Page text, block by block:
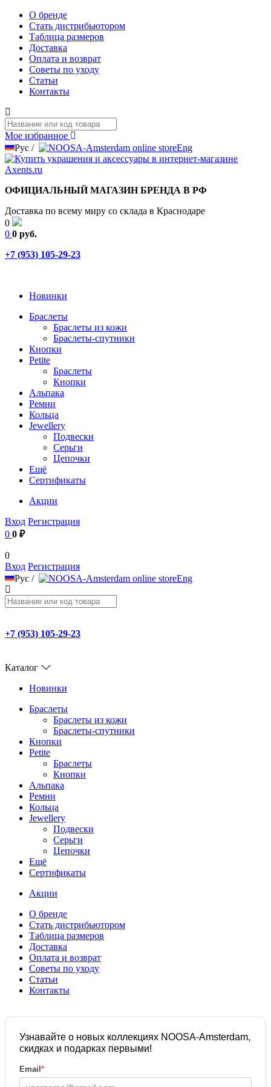
О бренде
Стать дистрибьютором
Таблица размеров
Доставка
Оплата и возврат
Советы по уходу
Статьи
Контакты
Мое избранное
Рус / Eng
ОФИЦИАЛЬНЫЙ МАГАЗИН БРЕНДА В РФ
Доставка по всему миру со склада в Краснодаре
0
0 0 руб.
+7 (953) 105-29-23
Новинки
Браслеты
Браслеты из кожи
Браслеты-спутники
Кнопки
Petite
Браслеты
Кнопки
Альпака
Ремни
Кольца
Jewellery
Подвески
Серьги
Цепочки
Ещё
Сертификаты
Акции
Вход Регистрация
0 0 ₽
0
Вход Регистрация
Рус / Eng
+7 (953) 105-29-23
Каталог
Новинки
Браслеты
Браслеты из кожи
Браслеты-спутники
Кнопки
Petite
Браслеты
Кнопки
Альпака
Ремни
Кольца
Jewellery
Подвески
Серьги
Цепочки
Ещё
Сертификаты
Акции
О бренде
Стать дистрибьютором
Таблица размеров
Доставка
Оплата и возврат
Советы по уходу
Статьи
Контакты
Узнавайте о новых коллекциях NOOSA-Amsterdam,
скидках и подарках первыми!
Email *